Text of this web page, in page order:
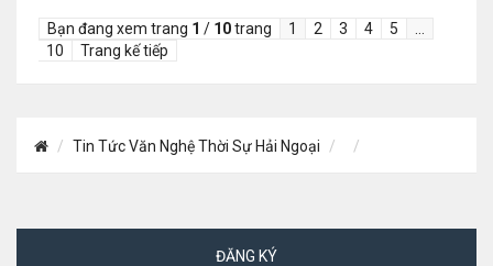
Bạn đang xem trang 1 / 10trang 1 2 3 4 5
10
Trang kế tiếp
Tin Tức Văn Nghệ Thời Sự Hải Ngoại
ĐĂNG KÝ